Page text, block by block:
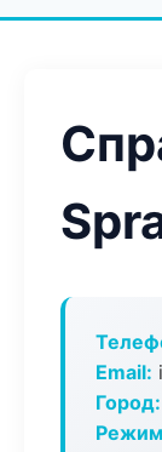
Email:
Город: